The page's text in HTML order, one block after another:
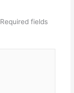
Required fields